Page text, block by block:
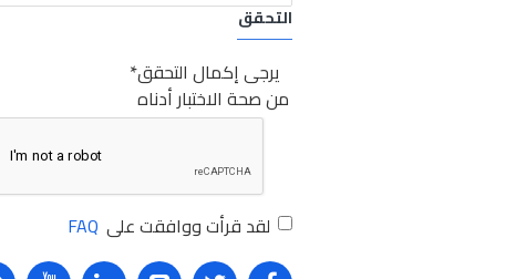
التحقق
يرجى إكمال التحقق
من صحة الاختبار أدناه
لقد قرأت ووافقت على FAQ